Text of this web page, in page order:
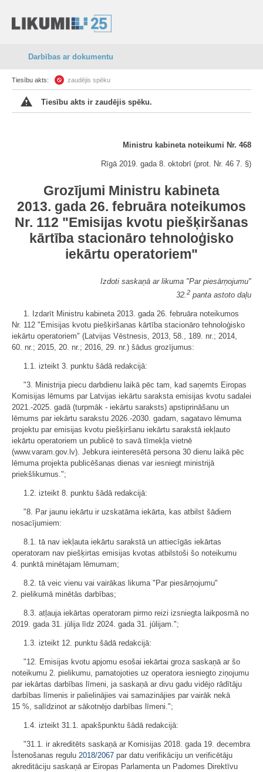
Darbības ar dokumentu
Tiesību akts: zaudējis spēku
Tiesību akts ir zaudējis spēku.
Ministru kabineta noteikumi Nr. 468
Rīgā 2019. gada 8. oktobrī (prot. Nr. 46 7. §)
Grozījumi Ministru kabineta
2013. gada 26. februāra noteikumos
Nr. 112 "Emisijas kvotu piešķiršanas
kārtība stacionāro tehnoloģisko
iekārtu operatoriem"
Izdoti saskaņā ar likuma "Par piesārņojumu"
32.2 panta astoto daļu
1. Izdarīt Ministru kabineta 2013. gada 26. februāra noteikumos
Nr. 112 "Emisijas kvotu piešķiršanas kārtība stacionāro tehnoloģisko
iekārtu operatoriem" (Latvijas Vēstnesis, 2013, 58., 189. nr.; 2014,
60. nr.; 2015, 20. nr.; 2016, 29. nr.) šādus grozījumus:
1.1. izteikt 3. punktu šādā redakcijā:
"3. Ministrija piecu darbdienu laikā pēc tam, kad saņemts Eiropas
Komisijas lēmums par Latvijas iekārtu saraksta emisijas kvotu sadalei
2021.-2025. gadā (turpmāk - iekārtu saraksts) apstiprināšanu un
lēmums par iekārtu sarakstu 2026.-2030. gadam, sagatavo lēmuma
projektu par emisijas kvotu piešķiršanu iekārtu sarakstā iekļauto
iekārtu operatoriem un publicē to savā tīmekļa vietnē
(www.varam.gov.lv). Jebkura ieinteresētā persona 30 dienu laikā pēc
lēmuma projekta publicēšanas dienas var iesniegt ministrijā
priekšlikumus.";
1.2. izteikt 8. punktu šādā redakcijā:
"8. Par jaunu iekārtu ir uzskatāma iekārta, kas atbilst šādiem
nosacījumiem:
8.1. tā nav iekļauta iekārtu sarakstā un attiecīgās iekārtas
operatoram nav piešķirtas emisijas kvotas atbilstoši šo noteikumu
4. punktā minētajam lēmumam;
8.2. tā veic vienu vai vairākas likuma "Par piesārņojumu"
2. pielikumā minētās darbības;
8.3. atļauja iekārtas operatoram pirmo reizi izsniegta laikposmā no
2019. gada 31. jūlija līdz 2024. gada 31. jūlijam.";
1.3. izteikt 12. punktu šādā redakcijā:
"12. Emisijas kvotu apjomu esošai iekārtai groza saskaņā ar šo
noteikumu 2. pielikumu, pamatojoties uz operatora iesniegto ziņojumu
par iekārtas darbības līmeni, ja saskaņā ar divu gadu vidējo rādītāju
darbības līmenis ir palielinājies vai samazinājies par vairāk nekā
15 %, salīdzinot ar sākotnējo darbības līmeni.";
1.4. izteikt 31.1. apakšpunktu šādā redakcijā:
"31.1. ir akreditēts saskaņā ar Komisijas 2018. gada 19. decembra
Īstenošanas regulu 2018/2067 par datu verifikāciju un verificētāju
akreditāciju saskaņā ar Eiropas Parlamenta un Padomes Direktīvu